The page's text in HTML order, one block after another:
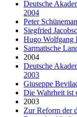
Deutsche
2004
Peter
Siegfried
Hugo Wolfgang
Sarmatische
2004
Deutsche
2003
Giuseppe
Die Wahrheit ist
2003
Zur Reform der